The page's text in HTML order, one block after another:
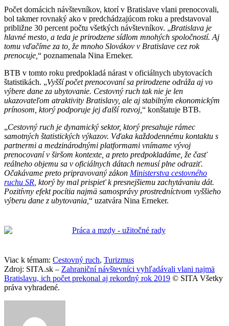
Počet domácich návštevníkov, ktorí v Bratislave vlani prenocovali,
bol takmer rovnaký ako v predchádzajúcom roku a predstavoval
približne 30 percent počtu všetkých návštevníkov. „Bratislava je
hlavné mesto, a teda je prirodzene sídlom mnohých spoločností. Aj
tomu vďačíme za to, že mnoho Slovákov v Bratislave cez rok
prenocuje,“ poznamenala Nina Erneker.
BTB v tomto roku predpokladá nárast v oficiálnych ubytovacích
štatistikách. „Vyšší počet prenocovaní sa prirodzene odráža aj vo
výbere dane za ubytovanie. Cestovný ruch tak nie je len
ukazovateľom atraktivity Bratislavy, ale aj stabilným ekonomickým
prínosom, ktorý podporuje jej ďalší rozvoj,“ konštatuje BTB.
„Cestovný ruch je dynamický sektor, ktorý presahuje rámec
samotných štatistických výkazov. Vďaka každodennému kontaktu s
partnermi a medzinárodnými platformami vnímame vývoj
prenocovaní v širšom kontexte, a preto predpokladáme, že časť
reálneho objemu sa v oficiálnych dátach nemusí plne odraziť.
Očakávame preto pripravovaný zákon Ministerstva cestovného
ruchu SR, ktorý by mal prispieť k presnejšiemu zachytávaniu dát.
Pozitívny efekt pocítia najmä samosprávy prostredníctvom vyššieho
výberu dane z ubytovania,“ uzatvára Nina Erneker.
Viac k témam: Cestovný ruch, Turizmus
Zdroj: SITA.sk – Zahraniční návštevníci vyhľadávali vlani najmä
Bratislavu, ich počet prekonal aj rekordný rok 2019 © SITA Všetky
práva vyhradené.